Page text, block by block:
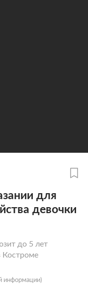
для
девочки
до 5 лет
Костроме
информации)